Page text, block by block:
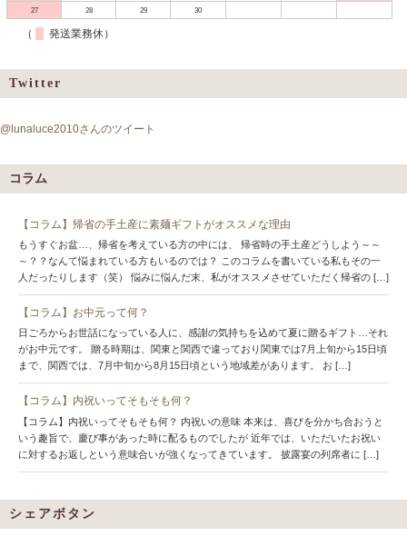
27
28 29 30
（ 発送業務休）
Twitter
@lunaluce2010さんのツイート
コラム
【コラム】帰省の手土産に素麺ギフトがオススメな理由
もうすぐお盆…、帰省を考えている方の中には、 帰省時の手土産どうしよう～～
～？？なんて悩まれている方もいるのでは？ このコラムを書いている私もその一
人だったりします（笑） 悩みに悩んだ末、私がオススメさせていただく帰省の […]
【コラム】お中元って何？
日ごろからお世話になっている人に、感謝の気持ちを込めて夏に贈るギフト…それ
がお中元です。 贈る時期は、関東と関西で違っており関東では7月上旬から15日頃
まで、関西では、7月中旬から8月15日頃という地域差があります。 お […]
【コラム】内祝いってそもそも何？
【コラム】内祝いってそもそも何？ 内祝いの意味 本来は、喜びを分かち合おうと
いう趣旨で、慶び事があった時に配るものでしたが 近年では、いただいたお祝い
に対するお返しという意味合いが強くなってきています。 披露宴の列席者に […]
シェアボタン